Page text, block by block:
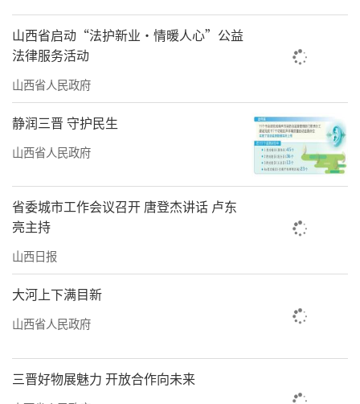
山西省启动“法护新业·情暖人心”公益
法律服务活动
山西省人民政府
静润三晋 守护民生
山西省人民政府
省委城市工作会议召开 唐登杰讲话 卢东
亮主持
山西日报
大河上下满目新
山西省人民政府
三晋好物展魅力 开放合作向未来